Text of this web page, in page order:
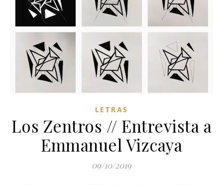
LETRAS
Los Zentros // Entrevista a
Emmanuel Vizcaya
09/10/2019